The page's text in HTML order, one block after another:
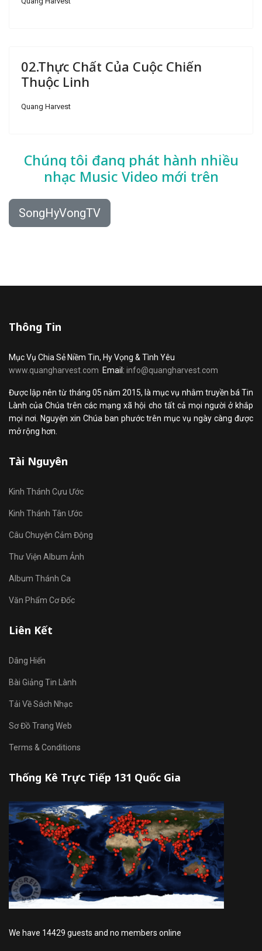
02.Thực Chất Của Cuộc Chiến
Thuộc Linh
Quang Harvest
Chúng tôi đang phát hành nhiều
nhạc Music Video mới trên
SongHyVongTV
Thông Tin
Mục Vụ Chia Sẻ Niềm Tin, Hy Vọng & Tình Yêu
www.quangharvest.com Email: info@quangharvest.com
Được lập nên từ tháng 05 năm 2015, là mục vụ nhằm truyền bá Tin
Lành của Chúa trên các mạng xã hội cho tất cả mọi người ở khắp
mọi nơi. Nguyện xin Chúa ban phước trên mục vụ ngày càng được
mở rộng hơn.
Tài Nguyên
Kinh Thánh Cựu Ước
Kinh Thánh Tân Ước
Câu Chuyện Cảm Động
Thư Viện Album Ảnh
Album Thánh Ca
Văn Phẩm Cơ Đốc
Liên Kết
Dâng Hiến
Bài Giảng Tin Lành
Tải Về Sách Nhạc
Sơ Đồ Trang Web
Terms & Conditions
Thống Kê Trực Tiếp 131 Quốc Gia
We have 14429 guests and no members online